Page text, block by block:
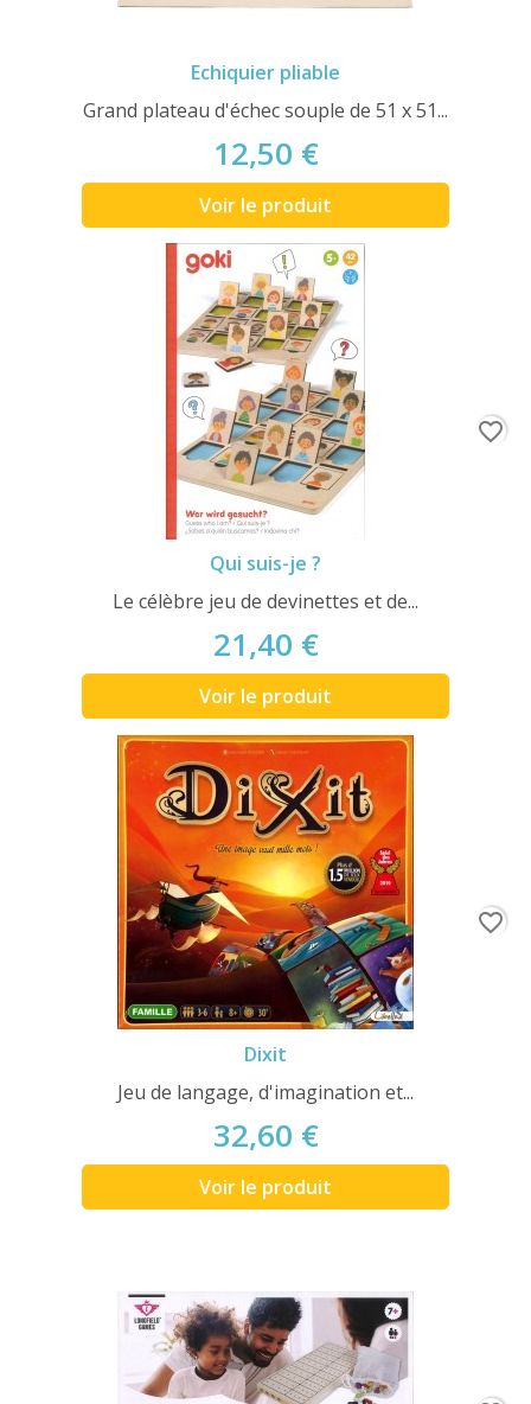
Echiquier pliable
Grand plateau d'échec souple de 51 x 51...
12,50 €
Voir le produit
Qui suis-je ?
Le célèbre jeu de devinettes et de...
21,40 €
Voir le produit
favorite_border
Dixit
Jeu de langage, d'imagination et...
32,60 €
Voir le produit
favorite_border